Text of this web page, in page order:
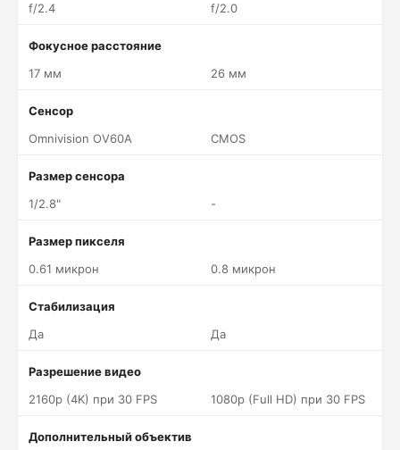
f/2.4
f/2.0
Фокусное расстояние
17 мм
26 мм
Сенсор
Omnivision OV60A
CMOS
Размер сенсора
1/2.8"
-
Размер пикселя
0.61 микрон
0.8 микрон
Стабилизация
Да
Да
Разрешение видео
2160p (4K) при 30 FPS
1080p (Full HD) при 30 FPS
Дополнительный объектив